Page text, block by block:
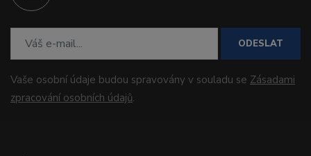
ODESLAT
Vaše osobní údaje budou spravovány v souladu se Zásadami
zpracování osobních údajů.